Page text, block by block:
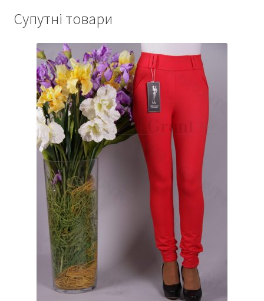
Супутні товари